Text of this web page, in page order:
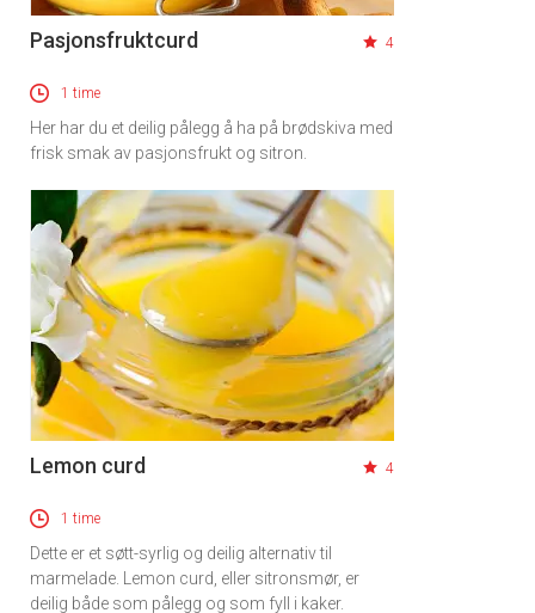
Pasjonsfruktcurd 4
1 time
Her har du et deilig pålegg å ha på brødskiva med
frisk smak av pasjonsfrukt og sitron.
Lemon curd 4
1 time
Dette er et søtt-syrlig og deilig alternativ til
marmelade. Lemon curd, eller sitronsmør, er
deilig både som pålegg og som fyll i kaker.